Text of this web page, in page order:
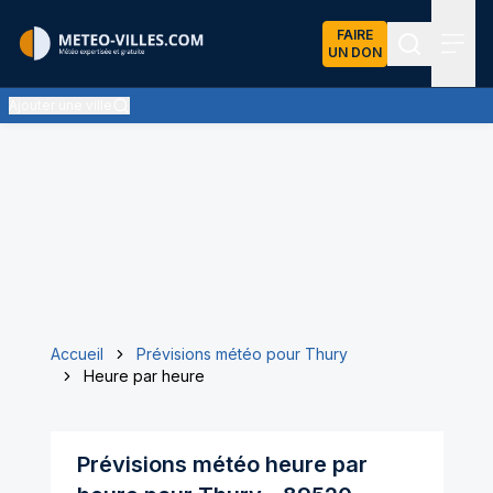
FAIRE
UN DON
Accueil
Prévisions météo pour Thury
Heure par heure
Prévisions météo heure par